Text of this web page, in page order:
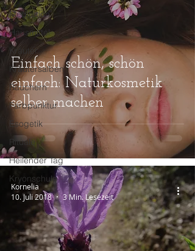
Meditation
Hausmittel
Kräuter
Kräutersalben
Räuchern
Farbpunktur
Esogetik
Rituale
Heilender Tag
Kryonschule
Einfach schön, schön
einfach: Naturkosmetik
selber machen
Kornelia
10. Juli 2018
3 Min. Lesezeit